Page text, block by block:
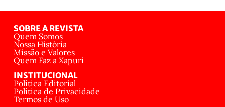
SOBRE A REVISTA
Quem Somos
Nossa História
Missão e Valores
Quem Faz a Xapuri
INSTITUCIONAL
Política Editorial
Política de Privacidade
Termos de Uso